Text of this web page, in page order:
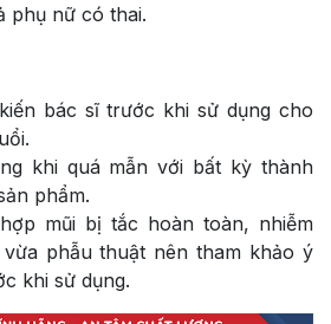
phụ nữ có thai.
bác sĩ trước khi sử dụng cho
khi quá mẫn với bất kỳ thành
phẩm.
mũi bị tắc hoàn toàn, nhiễm
phẫu thuật nên tham khảo ý
khi sử dụng.